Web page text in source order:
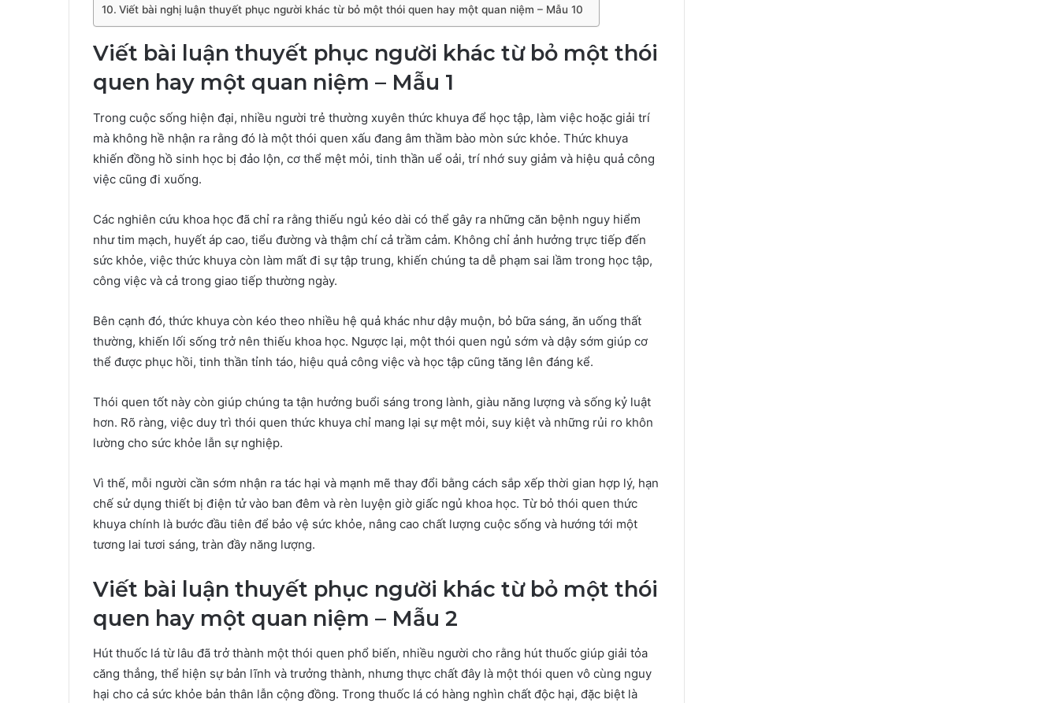
Viết bài nghị luận thuyết phục người khác từ bỏ một thói quen hay một quan niệm – Mẫu 10
Viết bài luận thuyết phục người khác từ bỏ một thói
quen hay một quan niệm – Mẫu 1
Trong cuộc sống hiện đại, nhiều người trẻ thường xuyên thức khuya để học tập, làm việc hoặc giải trí
mà không hề nhận ra rằng đó là một thói quen xấu đang âm thầm bào mòn sức khỏe. Thức khuya
khiến đồng hồ sinh học bị đảo lộn, cơ thể mệt mỏi, tinh thần uể oải, trí nhớ suy giảm và hiệu quả công
việc cũng đi xuống.
Các nghiên cứu khoa học đã chỉ ra rằng thiếu ngủ kéo dài có thể gây ra những căn bệnh nguy hiểm
như tim mạch, huyết áp cao, tiểu đường và thậm chí cả trầm cảm. Không chỉ ảnh hưởng trực tiếp đến
sức khỏe, việc thức khuya còn làm mất đi sự tập trung, khiến chúng ta dễ phạm sai lầm trong học tập,
công việc và cả trong giao tiếp thường ngày.
Bên cạnh đó, thức khuya còn kéo theo nhiều hệ quả khác như dậy muộn, bỏ bữa sáng, ăn uống thất
thường, khiến lối sống trở nên thiếu khoa học. Ngược lại, một thói quen ngủ sớm và dậy sớm giúp cơ
thể được phục hồi, tinh thần tỉnh táo, hiệu quả công việc và học tập cũng tăng lên đáng kể.
Thói quen tốt này còn giúp chúng ta tận hưởng buổi sáng trong lành, giàu năng lượng và sống kỷ luật
hơn. Rõ ràng, việc duy trì thói quen thức khuya chỉ mang lại sự mệt mỏi, suy kiệt và những rủi ro khôn
lường cho sức khỏe lẫn sự nghiệp.
Vì thế, mỗi người cần sớm nhận ra tác hại và mạnh mẽ thay đổi bằng cách sắp xếp thời gian hợp lý, hạn
chế sử dụng thiết bị điện tử vào ban đêm và rèn luyện giờ giấc ngủ khoa học. Từ bỏ thói quen thức
khuya chính là bước đầu tiên để bảo vệ sức khỏe, nâng cao chất lượng cuộc sống và hướng tới một
tương lai tươi sáng, tràn đầy năng lượng.
Viết bài luận thuyết phục người khác từ bỏ một thói
quen hay một quan niệm – Mẫu 2
Hút thuốc lá từ lâu đã trở thành một thói quen phổ biến, nhiều người cho rằng hút thuốc giúp giải tỏa
căng thẳng, thể hiện sự bản lĩnh và trưởng thành, nhưng thực chất đây là một thói quen vô cùng nguy
hại cho cả sức khỏe bản thân lẫn cộng đồng. Trong thuốc lá có hàng nghìn chất độc hại, đặc biệt là